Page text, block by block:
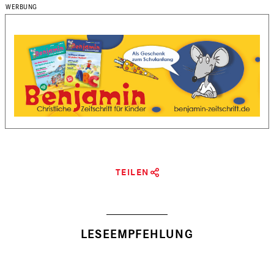
TEILEN
LESEEMPFEHLUNG